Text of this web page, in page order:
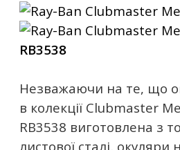
RB3538
Незважаючи на те, що
в колекції Clubmaster
RB3538 виготовлена ​​з
листової сталі, окуляри